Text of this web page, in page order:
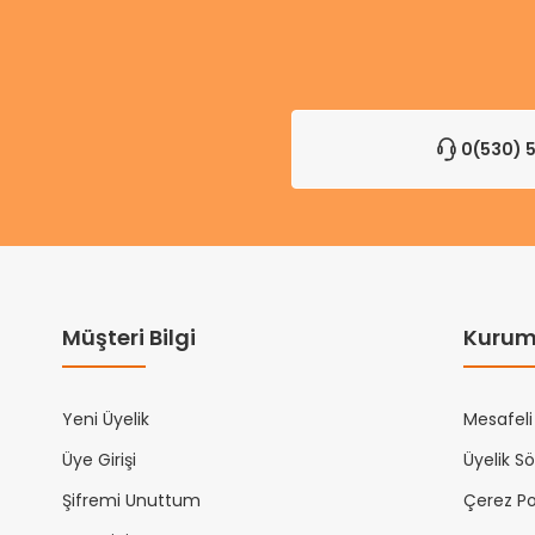
0(530)
Müşteri Bilgi
Yeni Üyelik
Üye Girişi
Şifremi Unuttum
Mesafeli
Üyelik
Çerez